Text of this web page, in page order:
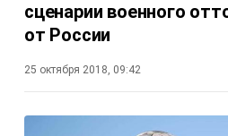
сценарии военного
от России
25 октября 2018, 09:42